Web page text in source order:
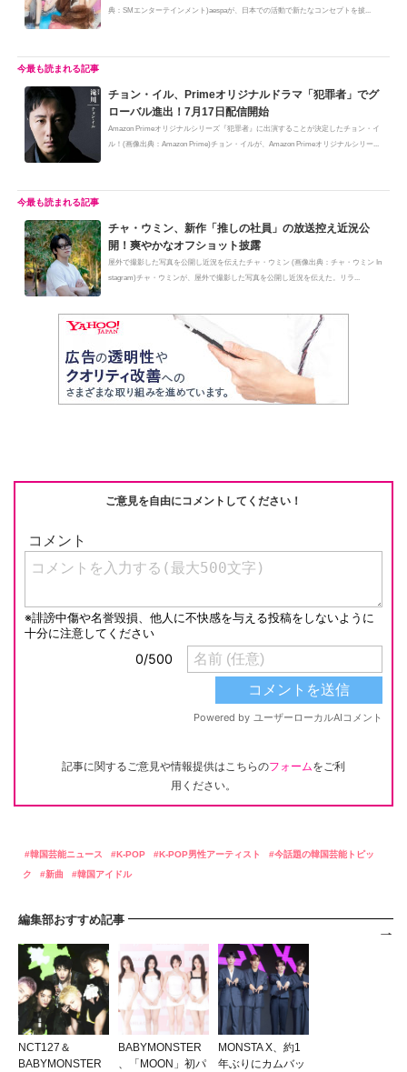
典：SMエンターテインメント)aespaが、日本での活動で新たなコンセプトを披...
チョン・イル、Primeオリジナルドラマ「犯罪者」でグ
ローバル進出！7月17日配信開始
Amazon Primeオリジナルシリーズ『犯罪者』に出演することが決定したチョン・イ
ル！(画像出典：Amazon Prime)チョン・イルが、Amazon Primeオリジナルシリー...
チャ・ウミン、新作「推しの社員」の放送控え近況公
開！爽やかなオフショット披露
屋外で撮影した写真を公開し近況を伝えたチャ・ウミン (画像出典：チャ・ウミン In
stagram)チャ・ウミンが、屋外で撮影した写真を公開し近況を伝えた。リラ...
ご意見を自由にコメントしてください！
記事に関するご意見や情報提供はこちらのフォームをご利
用ください。
韓国芸能ニュース K-POP K-POP男性アーティスト
今話題の韓国芸能トピッ
ク
新曲 韓国アイドル
編集部おすすめ記事
NCT127＆
BABYMONSTER
BABYMONSTER
、「MOON」初パ
MONSTA X、約1
年ぶりにカムバッ